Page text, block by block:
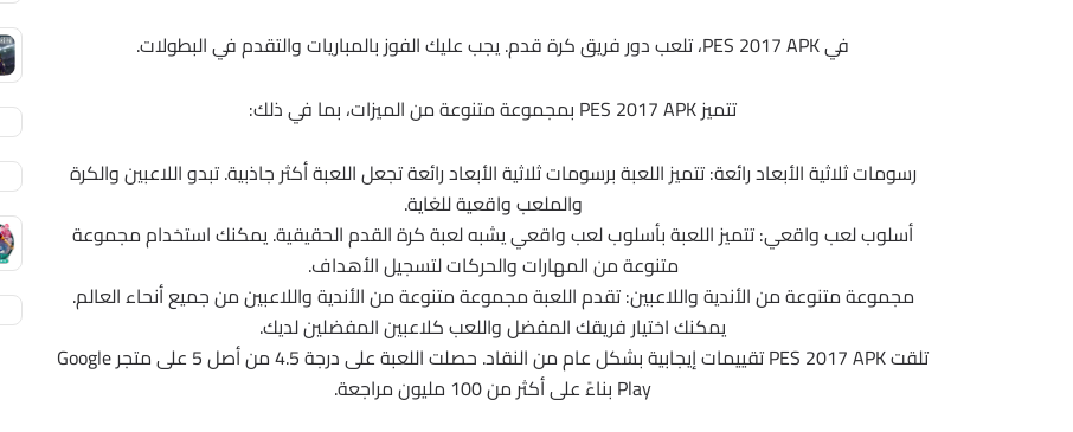
في PES 2017 APK، تلعب دور فريق كرة قدم. يجب عليك الفوز بالمباريات والتقدم في البطولات.
تتميز PES 2017 APK بمجموعة متنوعة من الميزات، بما في ذلك:
رسومات ثلاثية الأبعاد رائعة: تتميز اللعبة برسومات ثلاثية الأبعاد رائعة تجعل اللعبة أكثر جاذبية. تبدو اللاعبين والكرة
والملعب واقعية للغاية.
أسلوب لعب واقعي: تتميز اللعبة بأسلوب لعب واقعي يشبه لعبة كرة القدم الحقيقية. يمكنك استخدام مجموعة
متنوعة من المهارات والحركات لتسجيل الأهداف.
مجموعة متنوعة من الأندية واللاعبين: تقدم اللعبة مجموعة متنوعة من الأندية واللاعبين من جميع أنحاء العالم.
يمكنك اختيار فريقك المفضل واللعب كلاعبين المفضلين لديك.
تلقت PES 2017 APK تقييمات إيجابية بشكل عام من النقاد. حصلت اللعبة على درجة 4.5 من أصل 5 على متجر Google
Play بناءً على أكثر من 100 مليون مراجعة.